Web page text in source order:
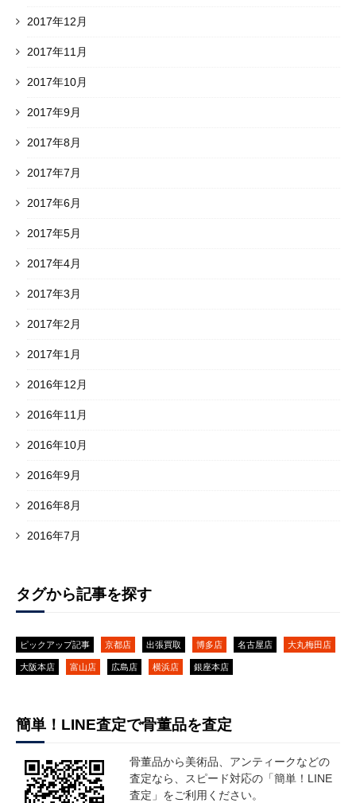
2017年12月
2017年11月
2017年10月
2017年9月
2017年8月
2017年7月
2017年6月
2017年5月
2017年4月
2017年3月
2017年2月
2017年1月
2016年12月
2016年11月
2016年10月
2016年9月
2016年8月
2016年7月
タグから記事を探す
ピックアップ記事 京都店 出張買取 博多店 名古屋店 大丸梅田店
大阪本店 富山店 広島店 横浜店 銀座本店
簡単！LINE査定で骨董品を査定
骨董品から美術品、アンティークなどの
査定なら、スピード対応の「簡単！LINE
査定」をご利用ください。